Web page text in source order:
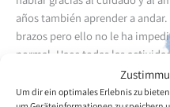
Um dir ein optimales Erlebnis zu
años también aprender a
brazos pero ello no le ha
normal. Hace todas las
pintura. Al principio pintaba
princesas. Su padre encargó a